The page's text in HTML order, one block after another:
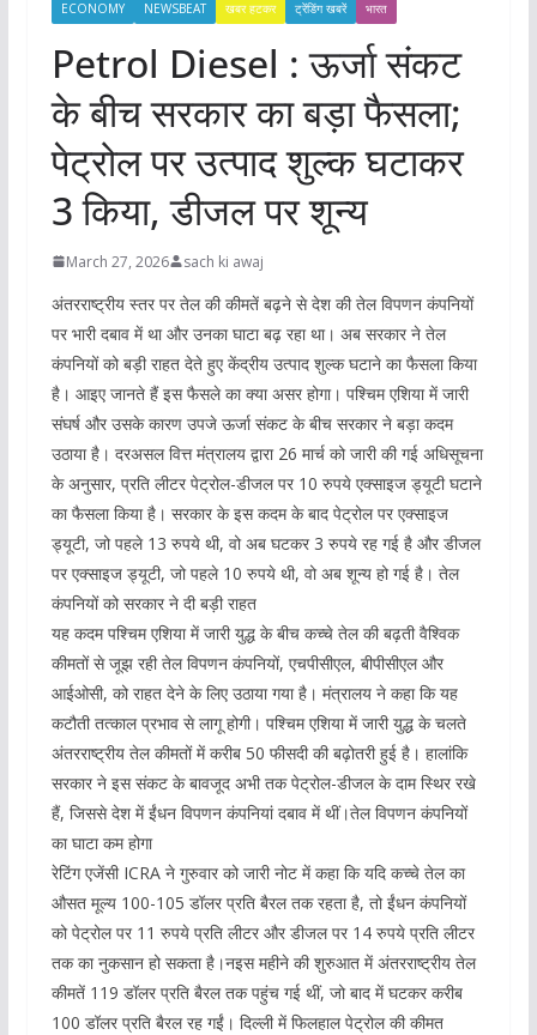
ECONOMY NEWSBEAT खबर हटकर ट्रेंडिंग खबरें भारत
Petrol Diesel : ऊर्जा संकट
के बीच सरकार का बड़ा फैसला;
पेट्रोल पर उत्पाद शुल्क घटाकर
3 किया, डीजल पर शून्य
March 27, 2026 sach ki awaj
अंतरराष्ट्रीय स्तर पर तेल की कीमतें बढ़ने से देश की तेल विपणन कंपनियों
पर भारी दबाव में था और उनका घाटा बढ़ रहा था। अब सरकार ने तेल
कंपनियों को बड़ी राहत देते हुए केंद्रीय उत्पाद शुल्क घटाने का फैसला किया
है। आइए जानते हैं इस फैसले का क्या असर होगा। पश्चिम एशिया में जारी
संघर्ष और उसके कारण उपजे ऊर्जा संकट के बीच सरकार ने बड़ा कदम
उठाया है। दरअसल वित्त मंत्रालय द्वारा 26 मार्च को जारी की गई अधिसूचना
के अनुसार, प्रति लीटर पेट्रोल-डीजल पर 10 रुपये एक्साइज ड्यूटी घटाने
का फैसला किया है। सरकार के इस कदम के बाद पेट्रोल पर एक्साइज
ड्यूटी, जो पहले 13 रुपये थी, वो अब घटकर 3 रुपये रह गई है और डीजल
पर एक्साइज ड्यूटी, जो पहले 10 रुपये थी, वो अब शून्य हो गई है। तेल
कंपनियों को सरकार ने दी बड़ी राहत
यह कदम पश्चिम एशिया में जारी युद्ध के बीच कच्चे तेल की बढ़ती वैश्विक
कीमतों से जूझ रही तेल विपणन कंपनियों, एचपीसीएल, बीपीसीएल और
आईओसी, को राहत देने के लिए उठाया गया है। मंत्रालय ने कहा कि यह
कटौती तत्काल प्रभाव से लागू होगी। पश्चिम एशिया में जारी युद्ध के चलते
अंतरराष्ट्रीय तेल कीमतों में करीब 50 फीसदी की बढ़ोतरी हुई है। हालांकि
सरकार ने इस संकट के बावजूद अभी तक पेट्रोल-डीजल के दाम स्थिर रखे
हैं, जिससे देश में ईंधन विपणन कंपनियां दबाव में थीं।तेल विपणन कंपनियों
का घाटा कम होगा
रेटिंग एजेंसी ICRA ने गुरुवार को जारी नोट में कहा कि यदि कच्चे तेल का
औसत मूल्य 100-105 डॉलर प्रति बैरल तक रहता है, तो ईंधन कंपनियों
को पेट्रोल पर 11 रुपये प्रति लीटर और डीजल पर 14 रुपये प्रति लीटर
तक का नुकसान हो सकता है।नइस महीने की शुरुआत में अंतरराष्ट्रीय तेल
कीमतें 119 डॉलर प्रति बैरल तक पहुंच गई थीं, जो बाद में घटकर करीब
100 डॉलर प्रति बैरल रह गईं। दिल्ली में फिलहाल पेट्रोल की कीमत